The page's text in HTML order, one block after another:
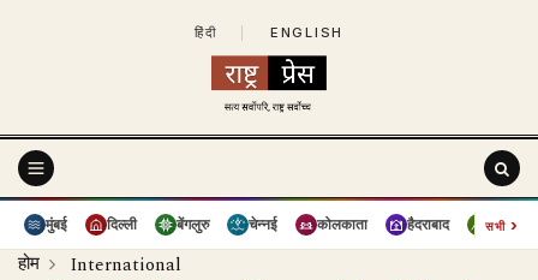
हिंदी ENGLISH
मुंबई दिल्ली बेंगलुरु चेन्नई कोलकाता हैदराबाद पुणे
सभी›
होम
International